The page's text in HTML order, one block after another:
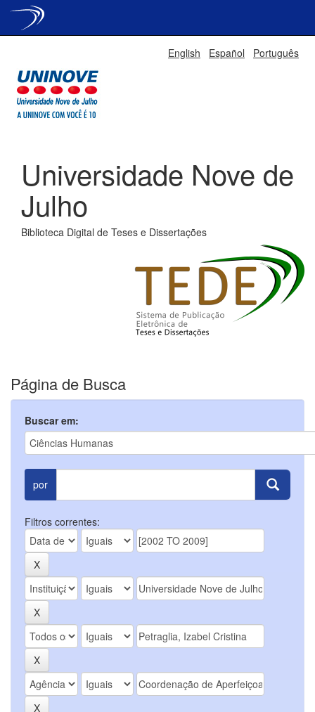
English Español Português
Universidade Nove de
Julho
Biblioteca Digital de Teses e Dissertações
Página de Busca
Buscar em:
por
Filtros correntes: